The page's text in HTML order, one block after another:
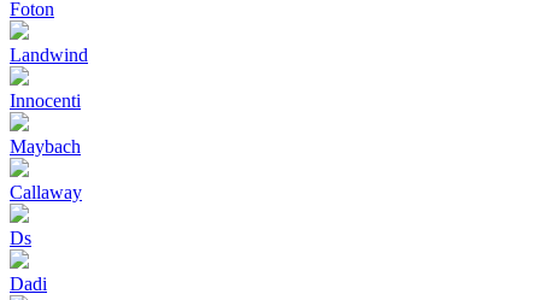
Foton
Landwind
Innocenti
Maybach
Callaway
Ds
Dadi